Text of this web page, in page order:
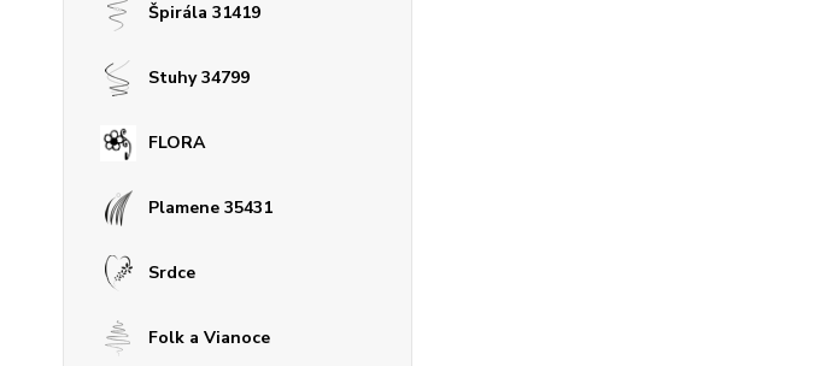
Špirála 31419
Stuhy 34799
FLORA
Plamene 35431
Srdce
Folk a Vianoce